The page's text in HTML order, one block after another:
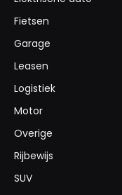
Fietsen
Garage
Leasen
Logistiek
Motor
Overige
Rijbewijs
SUV